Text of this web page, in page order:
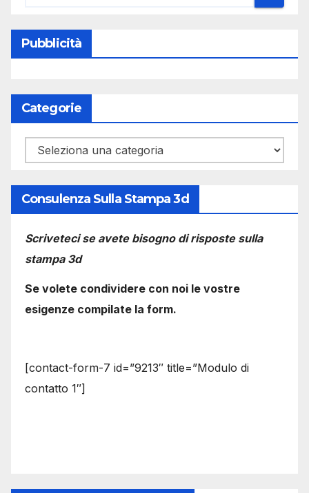
Pubblicità
Categorie
Categorie
Consulenza Sulla Stampa 3d
Scriveteci se avete bisogno di risposte sulla
stampa 3d
Se volete condividere con noi le vostre
esigenze compilate la form.
[contact-form-7 id=”9213″ title=”Modulo di
contatto 1″]